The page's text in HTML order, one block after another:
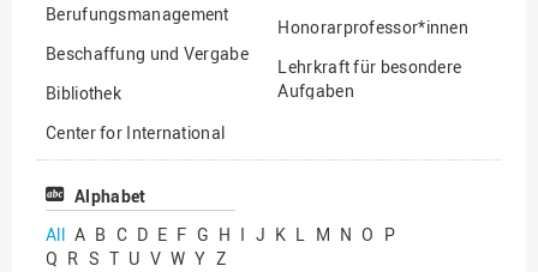
Berufungsmanagement
Beschaffung und Vergabe
Bibliothek
Center for International
Mobility
Center for International
Chancengerechtigkeit
Honorarprofessor*innen
Lehrkraft für besondere
Aufgaben
Professor*innen im
Alphabet
All A B C D E F G H I J K L M N O P
Q R S T U V W Y Z